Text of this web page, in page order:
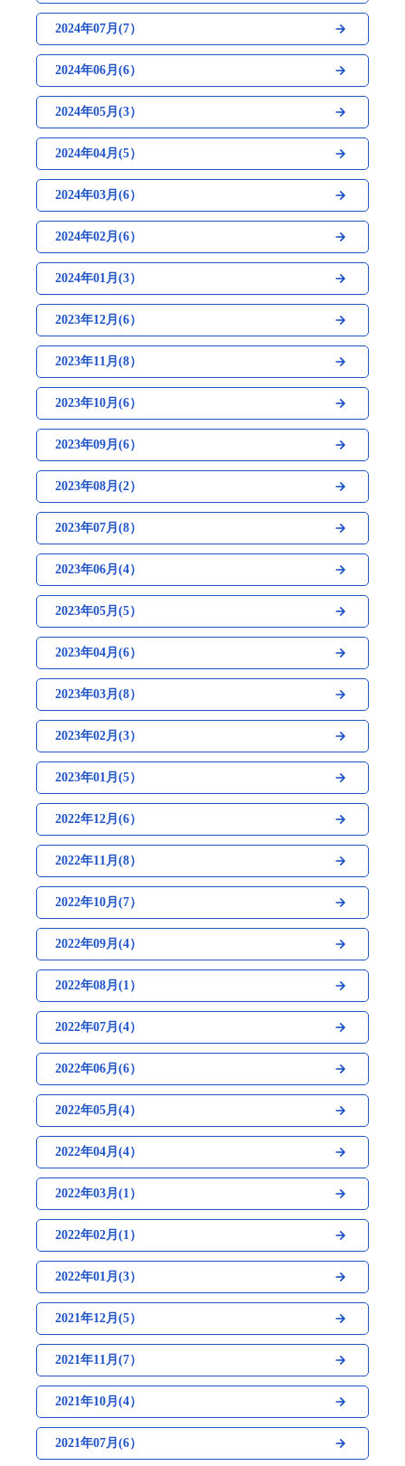
2024年07月(7）
2024年06月(6）
2024年05月(3）
2024年04月(5）
2024年03月(6）
2024年02月(6）
2024年01月(3）
2023年12月(6）
2023年11月(8）
2023年10月(6）
2023年09月(6）
2023年08月(2）
2023年07月(8）
2023年06月(4）
2023年05月(5）
2023年04月(6）
2023年03月(8）
2023年02月(3）
2023年01月(5）
2022年12月(6）
2022年11月(8）
2022年10月(7）
2022年09月(4）
2022年08月(1）
2022年07月(4）
2022年06月(6）
2022年05月(4）
2022年04月(4）
2022年03月(1）
2022年02月(1）
2022年01月(3）
2021年12月(5）
2021年11月(7）
2021年10月(4）
2021年07月(6）